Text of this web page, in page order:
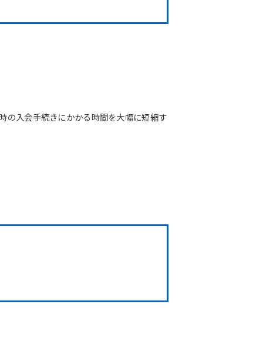
の入会手続きにかかる時間を大幅に短縮す